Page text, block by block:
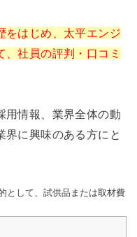
をはじめ、太平エンジ
社員の評判・口コミ
用情報、業界全体の動
界に興味のある方にと
として、試供品または取材費